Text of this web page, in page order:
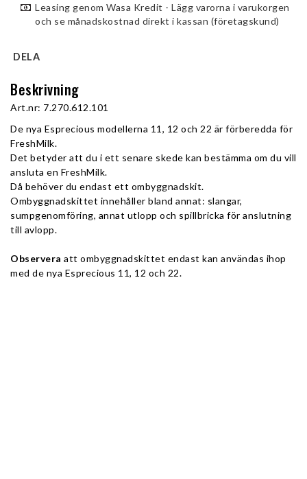
Leasing genom Wasa Kredit - Lägg varorna i varukorgen
och se månadskostnad direkt i kassan (företagskund)
DELA
Beskrivning
Art.nr: 7.270.612.101
De nya Esprecious modellerna 11, 12 och 22 är förberedda för
FreshMilk.
Det betyder att du i ett senare skede kan bestämma om du vill
ansluta en FreshMilk.
Då behöver du endast ett ombyggnadskit.
Ombyggnadskittet innehåller bland annat: slangar,
sumpgenomföring, annat utlopp och spillbricka för anslutning
till avlopp.
Observera att ombyggnadskittet endast kan användas ihop
med de nya Esprecious 11, 12 och 22.